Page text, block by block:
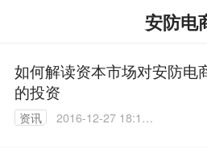
安防电
如何解读资本市场对安防电
的投资
资讯
2016-12-27 18:15: